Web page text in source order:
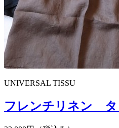
UNIVERSAL TISSU
フレンチリネン タ